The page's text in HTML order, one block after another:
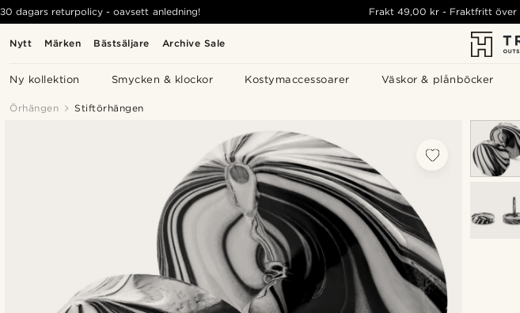
Nytt Märken Bästsäljare Archive Sale
Ny kollektion Smycken & klockor Kostymaccessoarer Väskor & plånböcker
30 dagars returpolicy - oavsett anledning! Frakt49,00 kr - Fraktfritt över
Örhängen Stiftörhängen